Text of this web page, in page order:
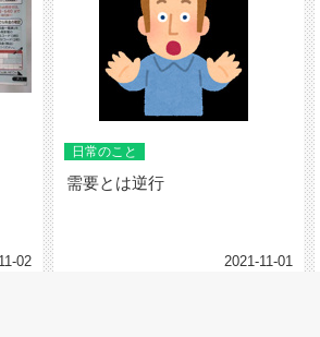
02
日常のこと
需要とは逆行
2021-11-01